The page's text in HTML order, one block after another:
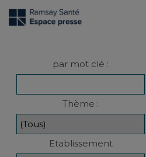
par mot clé :
Thème :
Etablissement